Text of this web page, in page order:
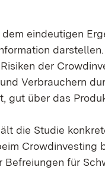
eindeutigen
der
Verbrauchern
gut über das
die Studie
Crowdinvesting
Befreiungen für